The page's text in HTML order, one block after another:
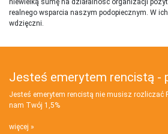
realnego wsparcia naszym podopiecznym. W
wdzięczni.
Jesteś emerytem rencistą -
Jesteś emerytem rencistą nie musisz rozliczać
nam Twój 1,5%
więcej